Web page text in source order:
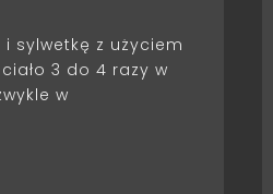
sylwetkę z użyciem
3 do 4 razy w
w